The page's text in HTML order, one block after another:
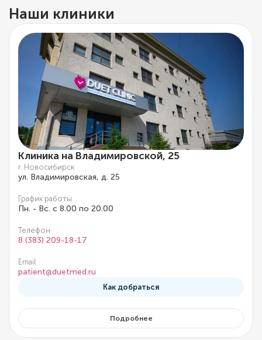
Наши клиники
Клиника на Владимировской, 25
г. Новосибирск
ул. Владимировская, д. 25
График работы
Пн. - Вс. с 8.00 по 20.00
Телефон
8 (383) 209-18-17
Email
patient@duetmed.ru
Как добраться
Подробнее